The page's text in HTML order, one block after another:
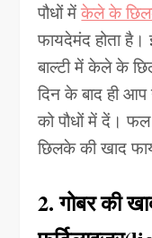
पौधों मेंकेले के
फायदेमंद होता
बाल्टी में केले के
दिन के बाद ही
को पौधों में दें।
छिलके की खाद
2. गोबर की